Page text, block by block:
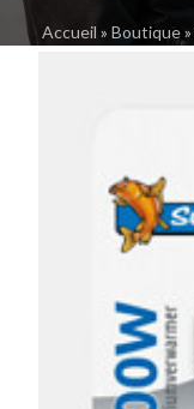
Accueil » Boutique»